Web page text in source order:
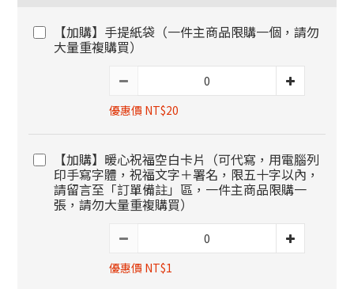
【加購】手提紙袋（一件主商品限購一個，請勿
大量重複購買）
優惠價 NT$20
【加購】暖心祝福空白卡片（可代寫，用電腦列
印手寫字體，祝福文字＋署名，限五十字以內，
請留言至「訂單備註」區，一件主商品限購一
張，請勿大量重複購買）
優惠價 NT$1